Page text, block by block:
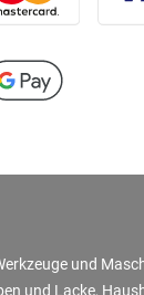
und
und Lacke,